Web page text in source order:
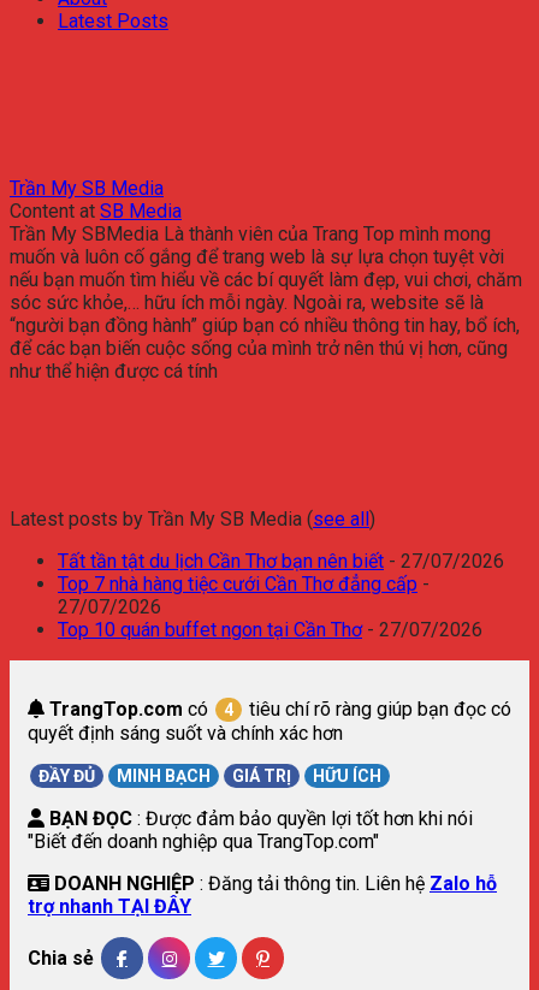
Latest Posts
Trần My SB Media
Content at SB Media
Trần My SBMedia Là thành viên của Trang Top mình mong
muốn và luôn cố gắng để trang web là sự lựa chọn tuyệt vời
nếu bạn muốn tìm hiểu về các bí quyết làm đẹp, vui chơi, chăm
sóc sức khỏe,… hữu ích mỗi ngày. Ngoài ra, website sẽ là
“người bạn đồng hành” giúp bạn có nhiều thông tin hay, bổ ích,
để các bạn biến cuộc sống của mình trở nên thú vị hơn, cũng
như thể hiện được cá tính
Latest posts by Trần My SB Media (see all )
Tất tần tật du lịch Cần Thơ bạn nên biết - 27/07/2026
Top 7 nhà hàng tiệc cưới Cần Thơ đẳng cấp -
27/07/2026
Top 10 quán buffet ngon tại Cần Thơ- 27/07/2026
TrangTop.com có 4
tiêu chí rõ ràng giúp bạn đọc có
quyết định sáng suốt và chính xác hơn
ĐẦY ĐỦ MINH BẠCH GIÁ TRỊ HỮU ÍCH
BẠN ĐỌC : Được đảm bảo quyền lợi tốt hơn khi nói
"Biết đến doanh nghiệp qua TrangTop.com"
DOANH NGHIỆP : Đăng tải thông tin. Liên hệ Zalo hỗ
trợ nhanh TẠI ĐÂY
Chia sẻ